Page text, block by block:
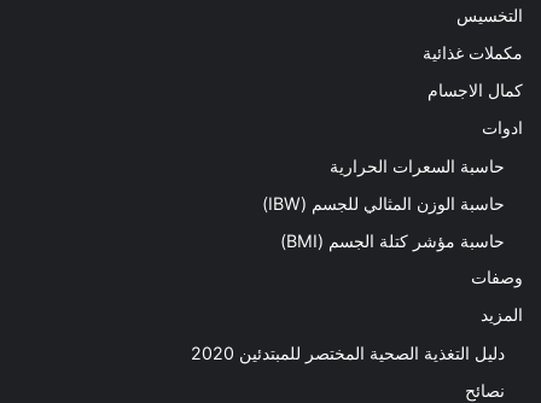
التخسيس
مكملات غذائية
كمال الاجسام
ادوات
حاسبة السعرات الحرارية
حاسبة الوزن المثالي للجسم (IBW)
حاسبة مؤشر كتلة الجسم (BMI)
وصفات
المزيد
دليل التغذية الصحية المختصر للمبتدئين 2020​
نصائح